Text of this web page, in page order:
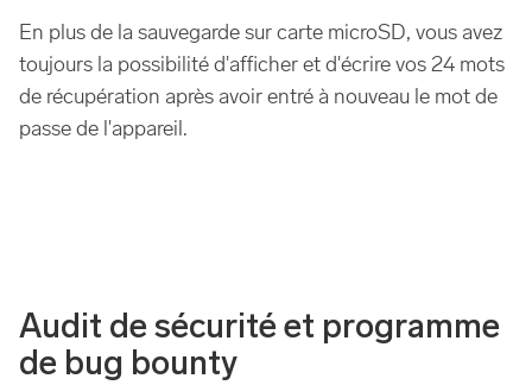
En plus de la sauvegarde sur carte microSD, vous avez
toujours la possibilité d'afficher et d'écrire vos 24 mots
de récupération après avoir entré à nouveau le mot de
passe de l'appareil.
Audit de sécurité et programme
de bug bounty